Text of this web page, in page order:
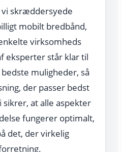
skræddersyede
mobilt bredbånd,
virksomheds
eksperter står klar til
muligheder, så
der passer bedst
at alle aspekter
fungerer optimalt,
det, der virkelig